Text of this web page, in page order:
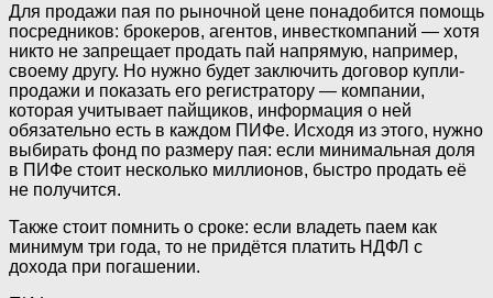
Для продажи пая по рыночной цене понадобится помощь
посредников: брокеров, агентов, инвесткомпаний — хотя
никто не запрещает продать пай напрямую, например,
своему другу. Но нужно будет заключить договор купли-
продажи и показать его регистратору — компании,
которая учитывает пайщиков, информация о ней
обязательно есть в каждом ПИФе. Исходя из этого, нужно
выбирать фонд по размеру пая: если минимальная доля
в ПИФе стоит несколько миллионов, быстро продать её
не получится.
Также стоит помнить о сроке: если владеть паем как
минимум три года, то не придётся платить НДФЛ с
дохода при погашении.